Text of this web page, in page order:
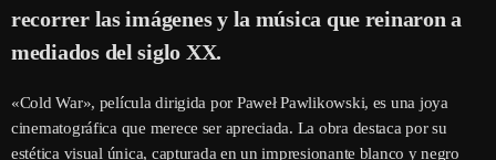
recorrer las imágenes y la música que reinaron a
mediados del siglo XX.
«Cold War», película dirigida por Paweł Pawlikowski, es una joya
cinematográfica que merece ser apreciada. La obra destaca por su
estética visual única, capturada en un impresionante blanco y negro